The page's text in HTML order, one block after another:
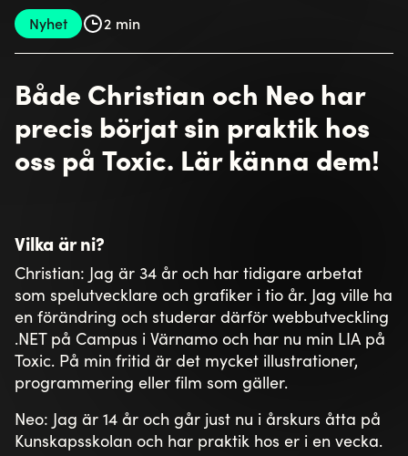
Nyhet 2 min
Både Christian och Neo har
precis börjat sin praktik hos
oss på Toxic. Lär känna dem!
Vilka är ni?
Christian: Jag är 34 år och har tidigare arbetat
som spelutvecklare och grafiker i tio år. Jag ville ha
en förändring och studerar därför webbutveckling
.NET på Campus i Värnamo och har nu min LIA på
Toxic. På min fritid är det mycket illustrationer,
programmering eller film som gäller.
Neo: Jag är 14 år och går just nu i årskurs åtta på
Kunskapsskolan och har praktik hos er i en vecka.